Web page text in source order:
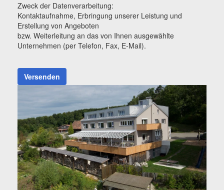
Zweck der Datenverarbeitung:
Kontaktaufnahme, Erbringung unserer Leistung und
Erstellung von Angeboten
bzw. Weiterleitung an das von Ihnen ausgewählte
Unternehmen (per Telefon, Fax, E-Mail).
Versenden